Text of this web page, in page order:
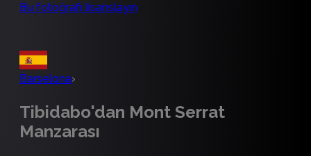
Bu fotoğrafı lisanslayın
Barselona›
Tibidabo'dan Mont Serrat
Manzarası